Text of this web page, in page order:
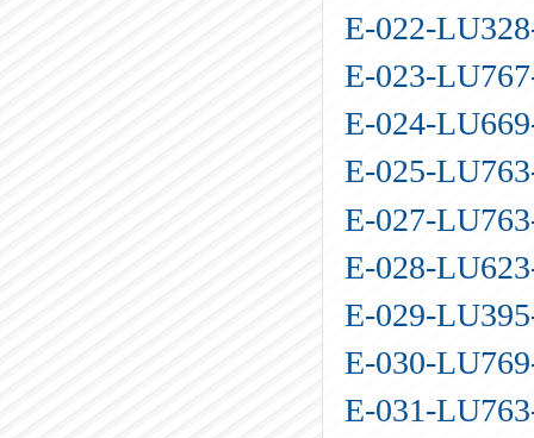
E-022-
E-023-
E-024-
E-025-
E-027-
E-028-
E-029-
E-030-
E-031-